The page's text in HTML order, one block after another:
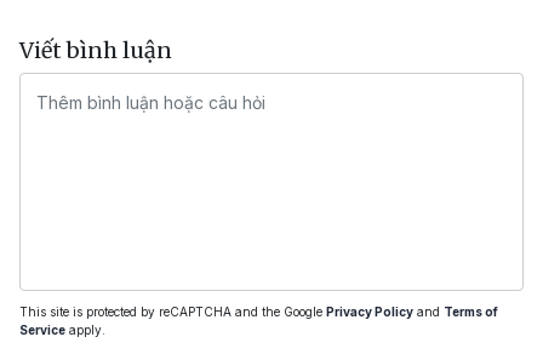
Viết bình luận
This site is protected by reCAPTCHA and the Google Privacy Policy and Terms of
Service apply.